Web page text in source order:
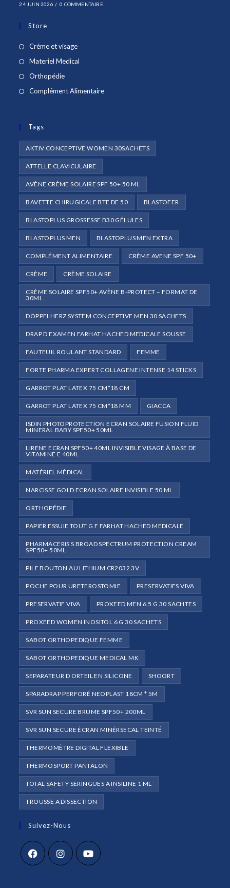
24 JUIN 2026 / 0 COMMENTAIRE
Store
Créme et visageS’ouvre
dans
Materiel Medical
OrthopédieS’ouvre
dans
Complément AlimentaireS’ouvre
onglet
Tags
AKTIV CONCEPTIVE WOMEN 30SACHETS
ATTELLE CLAVICULAIRE
AVÈNE CRÈME SOLAIRE SPF 50+ 50 ML
BAVETTE CHIRUGICALE BTE DE 50 BLASTOFER
BLASTOPLUS GROSSESSE B30 GÉLULES
BLASTOPLUS MEN BLASTOPLUS MEN EXTRA
COMPLÉMENT ALIMENTAIRE CRÈME AVENE SPF 50+
CRÈME CRÈME SOLAIRE
CRÈME SOLAIRE SPF50+ AVÈNE B-PROTECT – FORMAT DE
30ML.
DOPPELHERZ SYSTEM CONCEPTIVE MEN 30 SACHETS
DRAP D EXAMEN FARHAT HACHED MEDICALE SOUSSE
FAUTEUIL ROULANT STANDARD FEMME
FORTE PHARMA EXPERT COLLAGENE INTENSE 14 STICKS
GARROT PLAT LATEX 75 CM*18 CM
GARROT PLAT LATEX 75 CM*18 MM GIACCA
ISDIN PHOTOPROTECTION ECRAN SOLAIRE FUSION FLUID
MINERAL BABY SPF50+ 50ML
LIRENE ECRAN SPF50+ 40ML INVISIBLE VISAGE À BASE DE
VITAMINE E 40ML
MATÉRIEL MÉDICAL
NARCISSE GOLD ECRAN SOLAIRE INVISIBLE 50 ML
ORTHOPÉDIE
PAPIER ESSUIE TOUT G F FARHAT HACHED MEDICALE
PHARMACERIS S BROAD SPECTRUM PROTECTION CREAM
SPF50+ 50ML
PILE BOUTON AU LITHIUM CR2032 3V
POCHE POUR URETEROSTOMIE PRESERVATIFS VIVA
PRESERVATIF VIVA PROXEED MEN 6.5 G 30 SACHTES
PROXEED WOMEN INOSITOL 6 G 30 SACHETS
SABOT ORTHOPEDIQUE FEMME
SABOT ORTHOPEDIQUE MEDICAL MK
SEPARATEUR D ORTEIL EN SILICONE SHOORT
SPARADRAP PERFORÉ NEOPLAST 18CM * 5M
SVR SUN SECURE BRUME SPF50+ 200ML
SVR SUN SECURE ÉCRAN MINÉRSECAL TEINTÉ
THERMOMÈTRE DIGITAL FLEXIBLE
THERMOSPORT PANTALON
TOTAL SAFETY SERINGUES A INSILINE 1 ML
TROUSSE A DISSECTION
Suivez-Nous